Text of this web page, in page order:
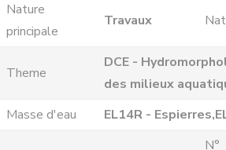
Nature
principale
Travaux
Theme
DCE -
des milieux
Masse d'eau
EL14R -
N°